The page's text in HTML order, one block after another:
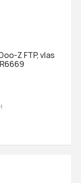
Z FTP, vlas